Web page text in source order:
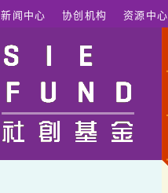
新闻中心 协创机构 资源中心